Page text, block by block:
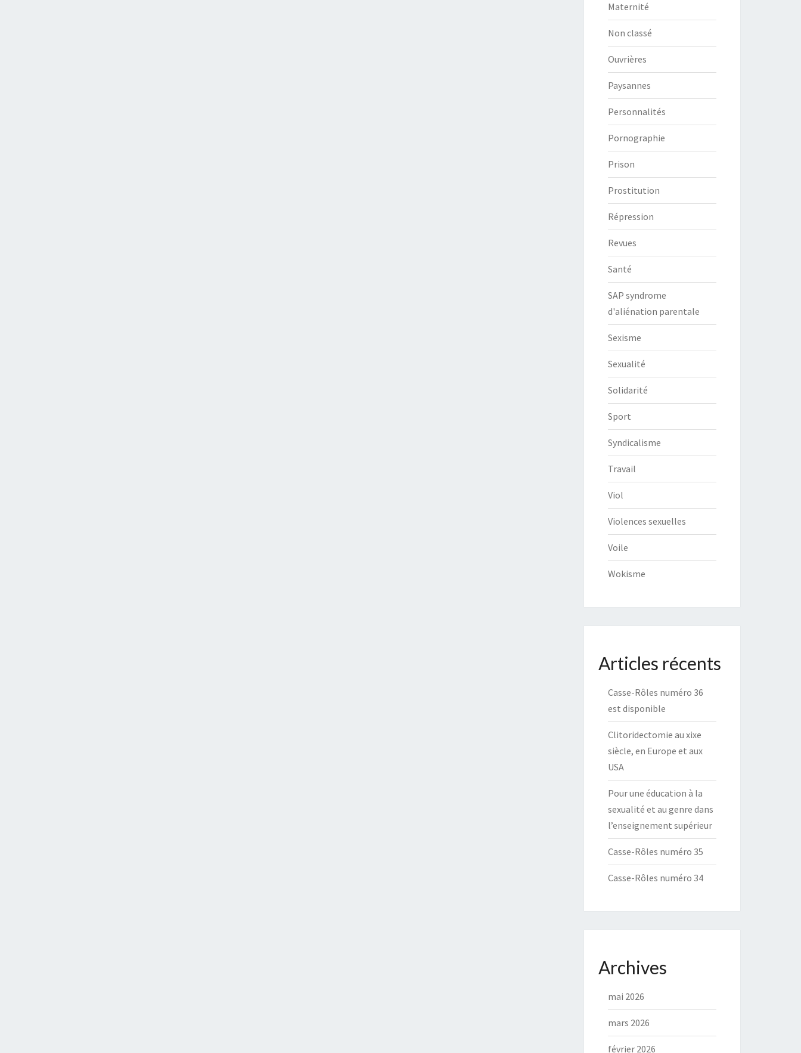
Maternité
Non classé
Ouvrières
Paysannes
Personnalités
Pornographie
Prison
Prostitution
Répression
Revues
Santé
SAP syndrome
d'aliénation parentale
Sexisme
Sexualité
Solidarité
Sport
Syndicalisme
Travail
Viol
Violences sexuelles
Voile
Wokisme
Articles récents
Casse-Rôles numéro 36
est disponible
Clitoridectomie au xixe
siècle, en Europe et aux
USA
Pour une éducation à la
sexualité et au genre dans
l’enseignement supérieur
Casse-Rôles numéro 35
Casse-Rôles numéro 34
Archives
mai 2026
mars 2026
février 2026